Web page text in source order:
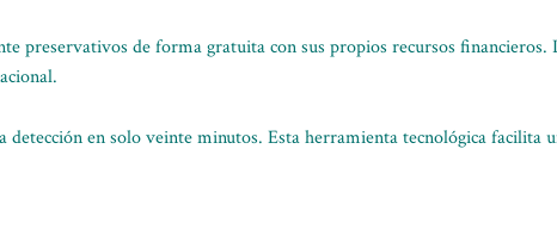
preservativos de forma gratuita con sus propios recursos financieros.
detección en solo veinte minutos. Esta herramienta tecnológica